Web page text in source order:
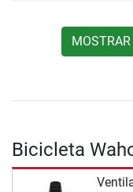
Bicicleta